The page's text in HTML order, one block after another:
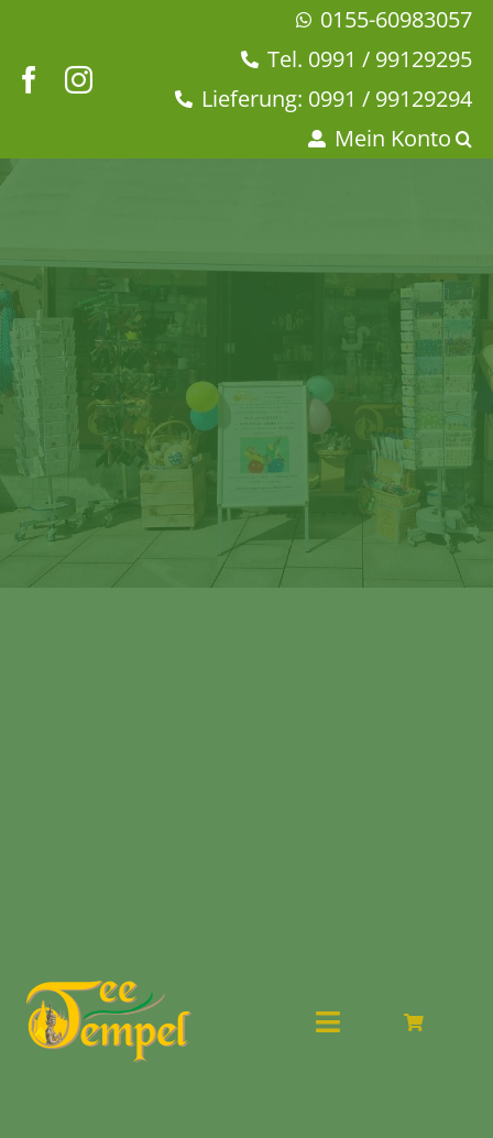
springen
0155-60983057
Tel. 0991 / 99129295
Lieferung: 0991 / 99129294
Mein Konto
Toggle